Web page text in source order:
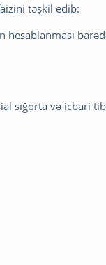
təşkil edib:
sığorta və icbari